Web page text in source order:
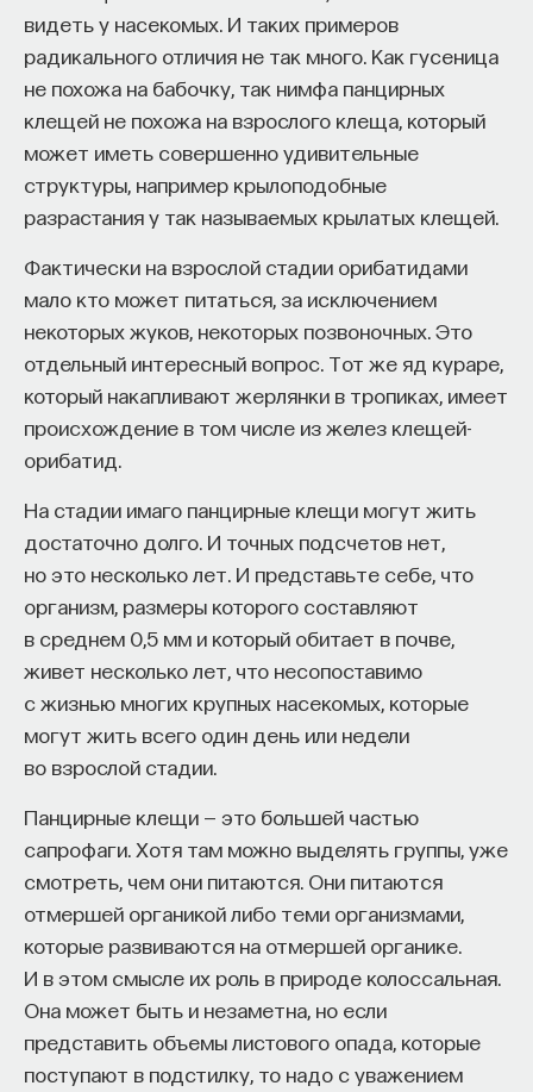
видеть у насекомых. И таких примеров
радикального отличия не так много. Как гусеница
не похожа на бабочку, так нимфа панцирных
клещей не похожа на взрослого клеща, который
может иметь совершенно удивительные
структуры, например крылоподобные
разрастания у так называемых крылатых клещей.
Фактически на взрослой стадии орибатидами
мало кто может питаться, за исключением
некоторых жуков, некоторых позвоночных. Это
отдельный интересный вопрос. Тот же яд кураре,
который накапливают жерлянки в тропиках, имеет
происхождение в том числе из желез клещей-
орибатид.
На стадии имаго панцирные клещи могут жить
достаточно долго. И точных подсчетов нет,
но это несколько лет. И представьте себе, что
организм, размеры которого составляют
в среднем 0,5 мм и который обитает в почве,
живет несколько лет, что несопоставимо
с жизнью многих крупных насекомых, которые
могут жить всего один день или недели
во взрослой стадии.
Панцирные клещи — это большей частью
сапрофаги. Хотя там можно выделять группы, уже
смотреть, чем они питаются. Они питаются
отмершей органикой либо теми организмами,
которые развиваются на отмершей органике.
И в этом смысле их роль в природе колоссальная.
Она может быть и незаметна, но если
представить объемы листового опада, которые
поступают в подстилку, то надо с уважением